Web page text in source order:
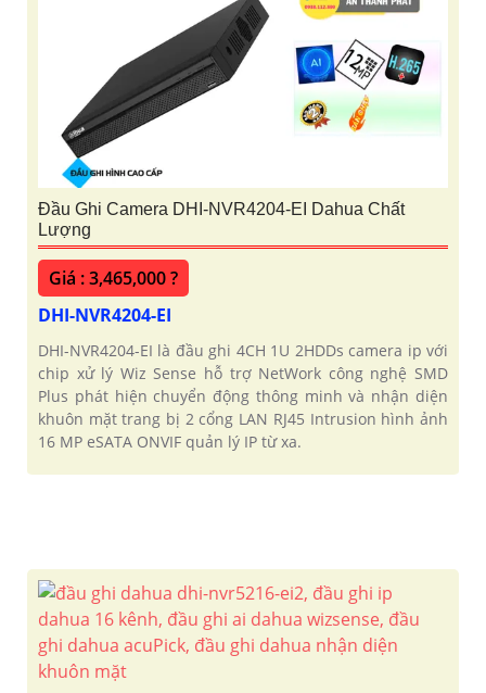
Đầu Ghi Camera DHI-NVR4204-EI Dahua Chất
Lượng
Giá : 3,465,000 ?
DHI-NVR4204-EI
DHI-NVR4204-EI là đầu ghi 4CH 1U 2HDDs camera ip với
chip xử lý Wiz Sense hỗ trợ NetWork công nghệ SMD
Plus phát hiện chuyển động thông minh và nhận diện
khuôn mặt trang bị 2 cổng LAN RJ45 Intrusion hình ảnh
16 MP eSATA ONVIF quản lý IP từ xa.